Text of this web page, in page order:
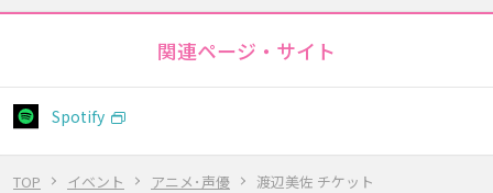
TOP イベント アニメ･声優 渡辺美佐 チケット
関連ページ・サイト
Spotify